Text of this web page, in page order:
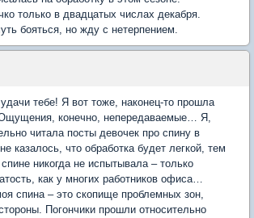
только в двадцатых числах декабря.
бояться, но жду с нетерпением.
тебе! Я вот тоже, наконец-то прошла
конечно, непередаваемые… Я,
читала посты девочек про спину в
казалось, что обработка будет легкой, тем
никогда не испытывала – только
как у многих работников офиса…
спина – это скопище проблемных зон,
Погончики прошли относительно